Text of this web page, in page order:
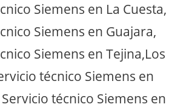
Siemens en La Cuesta,
Siemens en Guajara,
Siemens en Tejina,Los
técnico Siemens en
técnico Siemens en